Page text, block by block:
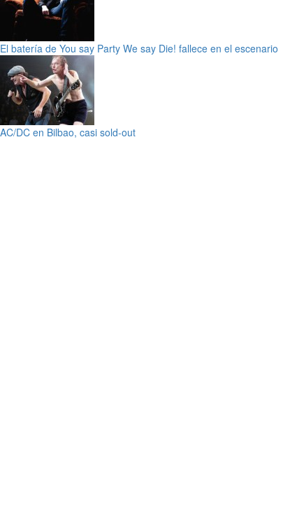
El batería de You say Party We say Die! fallece en el escenario
AC/DC en Bilbao, casi sold-out